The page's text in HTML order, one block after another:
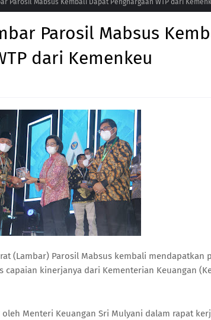
Parosil Mabsus Kembali Dapat Penghargaan WTP dari
Parosil Mabsus
dari Kemenkeu
(Lambar) Parosil Mabsus kembali mendapatkan
capaian kinerjanya dari Kementerian Keuangan
Menteri Keuangan Sri Mulyani dalam rapat